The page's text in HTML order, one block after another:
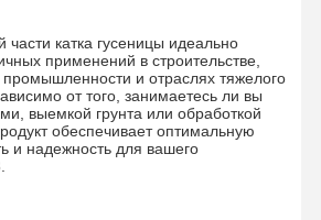
части катка гусеницы идеально
применений в строительстве,
и отраслях тяжелого
от того, занимаетесь ли вы
выемкой грунта или обработкой
обеспечивает оптимальную
и надежность для вашего